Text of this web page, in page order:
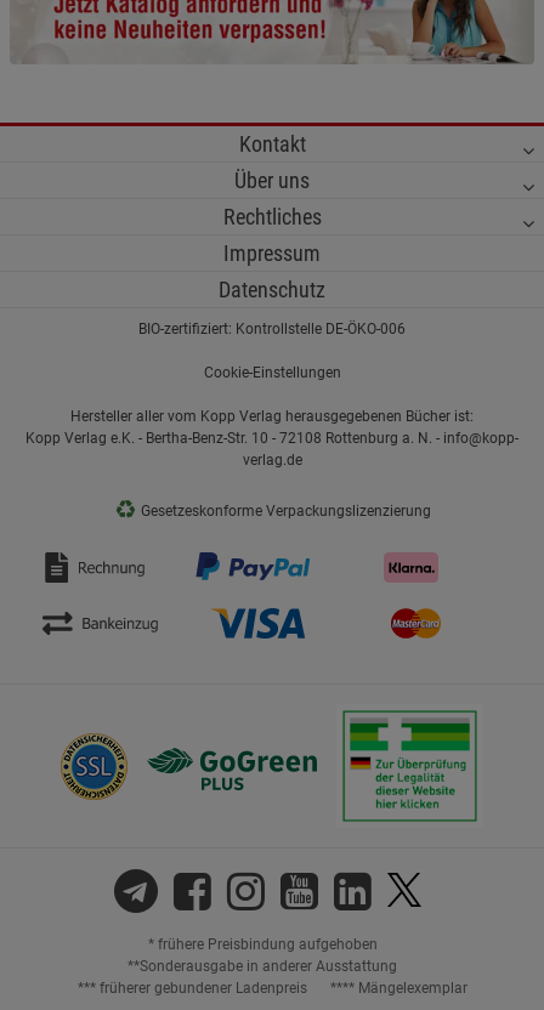
Kontakt
Über uns
Rechtliches
Impressum
Datenschutz
BIO-zertifiziert: Kontrollstelle DE-ÖKO-006
Cookie-Einstellungen
Hersteller aller vom Kopp Verlag herausgegebenen Bücher ist:
Kopp Verlag e.K. - Bertha-Benz-Str. 10 - 72108 Rottenburg a. N. - info@kopp-
verlag.de
♻ Gesetzeskonforme Verpackungslizenzierung
* frühere Preisbindung aufgehoben
**Sonderausgabe in anderer Ausstattung
*** früherer gebundener Ladenpreis
**** Mängelexemplar
Funktionale Cookies (1) Funktionale
Beschreibung Funktionale Cookies
Statistik Cookies (2)
Marketing Cookies (3)
anzeigen
Datenschutzerklärung Impressum